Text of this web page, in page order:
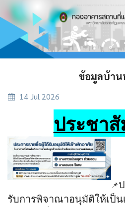
ข้อมูลบ้า
14 Jul 2026
ประชา
📌
รับการพิจาณาอนุมัติให้เป็น